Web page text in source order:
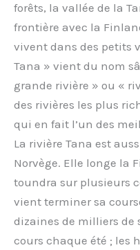
forêts, la vallée de la
frontière avec la
vivent dans des petits
Tana » vient du nom
grande rivière » ou «
des rivières les plus
qui en fait l’un des
La rivière Tana est
Norvège. Elle longe la
toundra sur plusieurs
vient terminer sa
dizaines de milliers de
cours chaque été ; les